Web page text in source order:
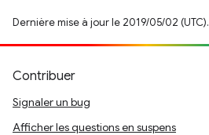
Dernière mise à jour le 2019/05/02 (UTC).
Contribuer
Signaler un bug
Afficher les questions en suspens